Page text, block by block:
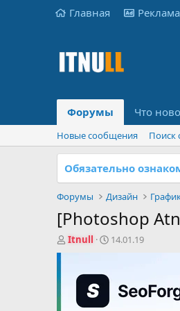
Главная Реклама
Форумы Что
Новые сообщения Поиск
Обязательно
Форумы Дизайн
[Photoshop
А
Itnull
Д
14.01.19